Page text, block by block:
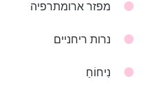
מפזר ארומתרפיה
נרות ריחניים
נִיחוֹחַ